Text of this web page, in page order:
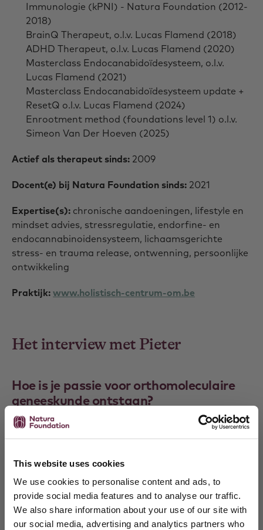
This website uses cookies
We use cookies to personalise content and ads, to
provide social media features and to analyse our traffic.
We also share information about your use of our site with
our social media, advertising and analytics partners who
Immunologie (kPNI) - Natura Foundation (2012-
2018)
BrainQ Therapeut, o.l.v. Lucas Flamend (2018)
ADHD Therapeut, o.l.v. Lucas Flamend (2020)
Masterclass Endocanabidoïdesysteem, o.l.v.
Lucas Flamend (2021)
Masterclass Endocanabidoïdesysteem update +
ResetQ o.l.v. Lucas Flamend (2024)
Enrootment method (foundations level 1) o.l.v.
Simeon Van Der Hoeven (2025)
Actief als therapeut sinds: 2009
Docent(e) bij Natura Foundation sinds: 2021
Expertise(s): chronische aandoeningen, lifestyle en
mindset advies, stressregulatie, endorfine- en
endocannabinoidensysteem, lichaamsgerichte
stress- en trauma release, ontwenning, persoonlijke
ontwikkeling
Praktijk: www.holistisch-centrum-om.be
Het interview met Pieter
Hoe is je passie voor orthomoleculaire
geneeskunde ontstaan?
Mijn eerste passie en interesse ging uit naar
graag begrijpen hoe die tot stand komt. Dat opende
de deur om meer inzichten te verkrijgen in de
evolutionaire biologie en in fysiologie en de invloed
van onze levensstijl en van onze psyche hierop.